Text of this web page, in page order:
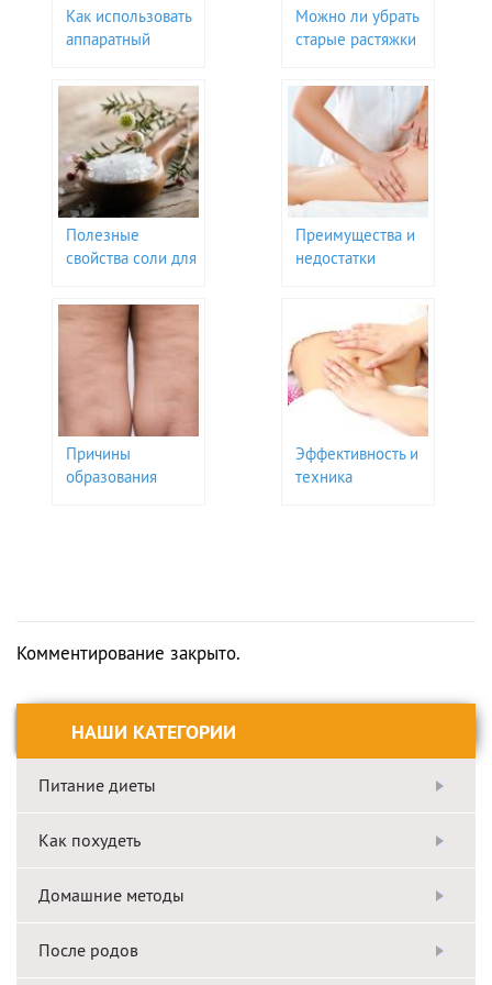
НАШИ КАТЕГОРИИ
Питание диеты
Как похудеть
Домашние методы
После родов
Как использовать
аппаратный
избавиться от
целлюлита
Можно ли убрать
старые растяжки
Полезные
свойства соли для
целлюлитом
Преимущества и
недостатки
Причины
образования
Эффективность и
техника
Комментирование закрыто.